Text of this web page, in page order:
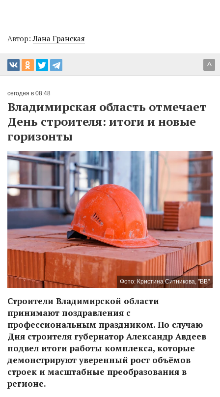
Автор:Лана Гранская
^
сегодня в 08:48
Владимирская область отмечает
День строителя: итоги и новые
горизонты
Фото: Кристина Ситникова, "ВВ"
Строители Владимирской области
принимают поздравления с
профессиональным праздником. По случаю
Дня строителя губернатор Александр Авдеев
подвел итоги работы комплекса, которые
демонстрируют уверенный рост объёмов
строек и масштабные преобразования в
регионе.